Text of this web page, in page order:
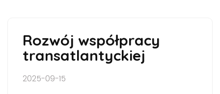
Rozwój współpracy
transatlantyckiej
2025-09-15